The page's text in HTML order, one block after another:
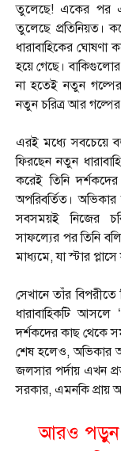
তুলেছে! একের পর
তুলেছে প্রতিনিয়ত।
ধারাবাহিকের ঘোষণা
হয়ে গেছে।
না হতেই নতুন
নতুন চরিত্র আর
এরই মধ্যে সবচেয়ে
ফিরছেন নতুন
করেই তিনি
অপরিবর্তিত।
সবসময়ই নিজের
সাফল্যের পর তিনি
মাধ্যমে, যা স্টার
সেখানে তাঁর
ধারাবাহিকটি আসলে
দর্শকদের কাছ থেকে
শেষ হলেও, অভিকার
জলসার পর্দায় এখন
সরকার, এমনকি প্রায়
আরও